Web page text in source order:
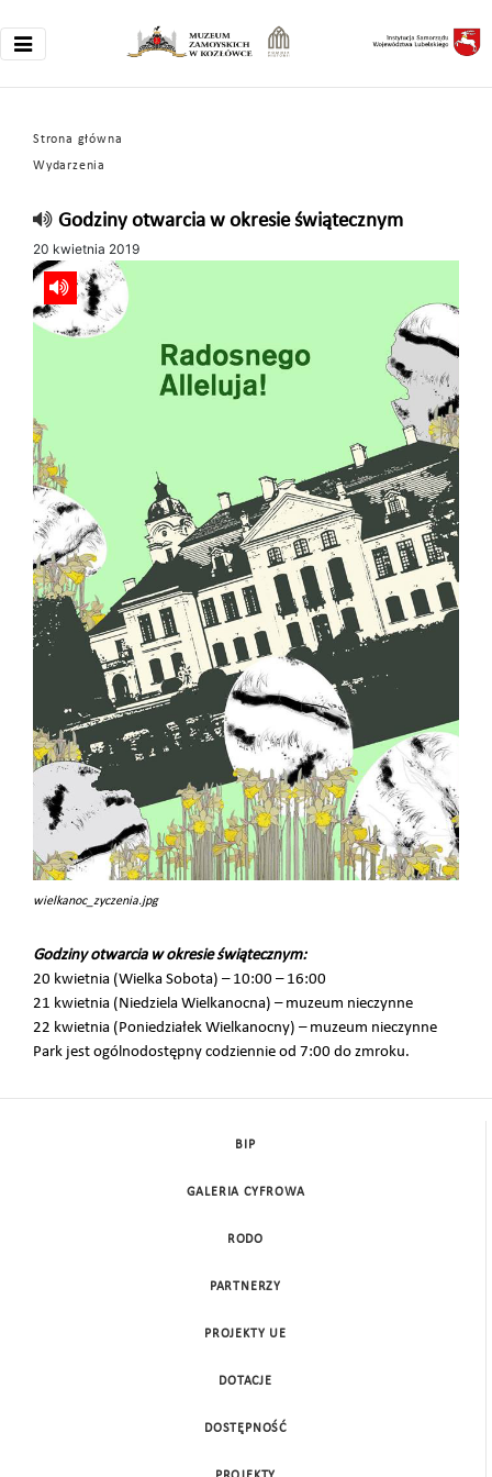
Strona główna
Wydarzenia
Godziny otwarcia w okresie świątecznym
20 kwietnia 2019
wielkanoc_zyczenia.jpg
Godziny otwarcia w okresie świątecznym:
20 kwietnia (Wielka Sobota) – 10:00 – 16:00
21 kwietnia (Niedziela Wielkanocna) – muzeum nieczynne
22 kwietnia (Poniedziałek Wielkanocny) – muzeum nieczynne
Park jest ogólnodostępny codziennie od 7:00 do zmroku.
BIP
GALERIA CYFROWA
RODO
PARTNERZY
PROJEKTY UE
DOTACJE
DOSTĘPNOŚĆ